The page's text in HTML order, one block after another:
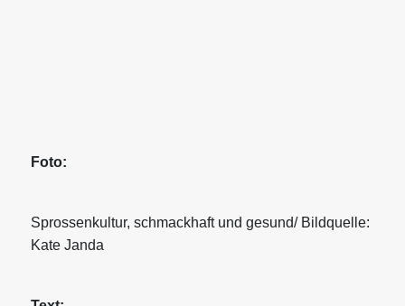
Foto:
Sprossenkultur, schmackhaft und gesund/ Bildquelle:
Kate Janda